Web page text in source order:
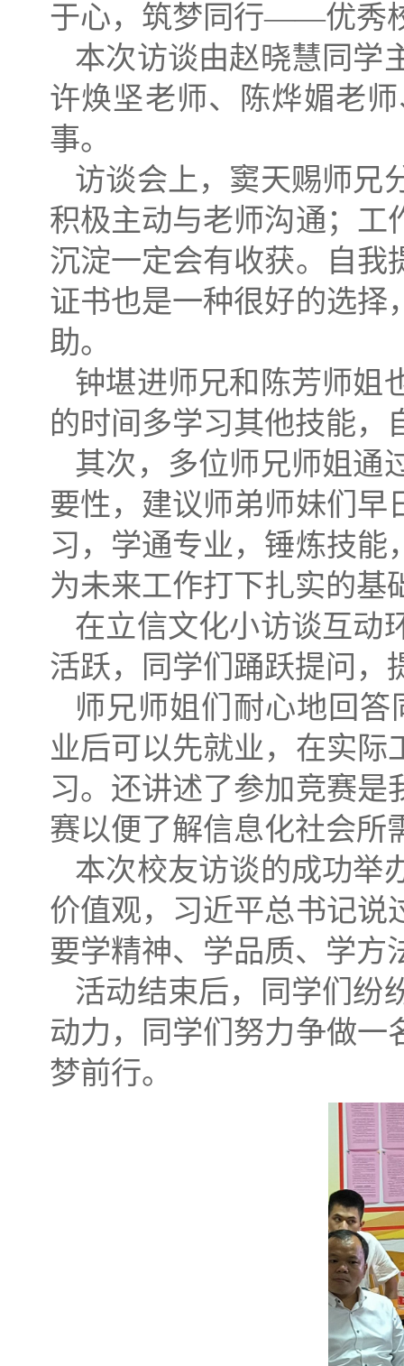
于心，筑梦同行——优秀
本次访谈由赵晓慧同学
许焕坚老师、陈烨媚老
事。
访谈会上，窦天赐师兄
积极主动与老师沟通；工
沉淀一定会有收获。自我
证书也是一种很好的选择
助。
钟堪进师兄和陈芳师姐
的时间多学习其他技能，
其次，多位师兄师姐通
要性，建议师弟师妹们早
习，学通专业，锤炼技能
为未来工作打下扎实的基
在立信文化小访谈互动
活跃，同学们踊跃提问，
师兄师姐们耐心地回
业后可以先就业，在实际
习。还讲述了参加竞赛是
赛以便了解信息化社会所
本次校友访谈的成功举
价值观，习近平总书记说
要学精神、学品质、学方
活动结束后，同学们纷
动力，同学们努力争做一
梦前行。